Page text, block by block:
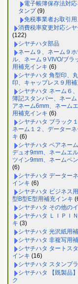
電子帳簿保存法対
タンプ(9)
免税事業者お取引
消費税率変更対応シ
(122)
シヤチハタ部品
ネーム９、ネーム９
ル、ネーム９VIVO/ブラ
用補充インキ (6)
シヤチハタ 角型印、
印、キャップレス９用
シヤチハタ ネーム６
簿記スタンパー、ネー
アネーム6mm、ネーム
用補充インキ (6)
シヤチハタ ブラック
ネーム１２、データー
キ (6)
シヤチハタ ペアネー
デュオ9mm、ネームエ
ツイン9mm、ネームペ
(6)
シヤチハタ データー
インキ (6)
シヤチハタ ビジネス
型B型E型用補充インキ
シヤチハタ その他の
シヤチハタ ＬＩＰＩ
キ (3)
シヤチハタ 光沢紙用
シヤチハタ 非複写用
シヤチハタ タートス
インキ (16)
シヤチハタ スタンプ
シヤチハタ 【既製品
ク